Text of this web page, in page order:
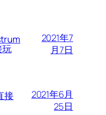
玩
2021年7
月7日
接
2021年6月
25日